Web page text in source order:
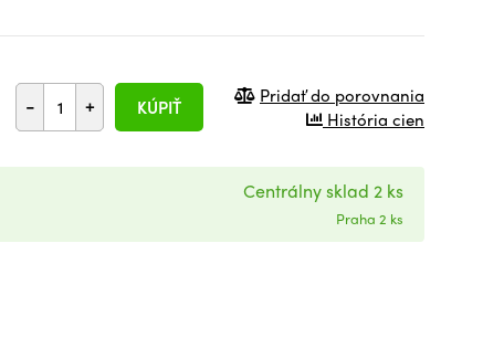
- + KÚPIŤ
Pridať do porovnania
História cien
Centrálny sklad 2 ks
Praha 2 ks